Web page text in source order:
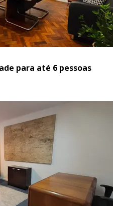
para até 6 pessoas